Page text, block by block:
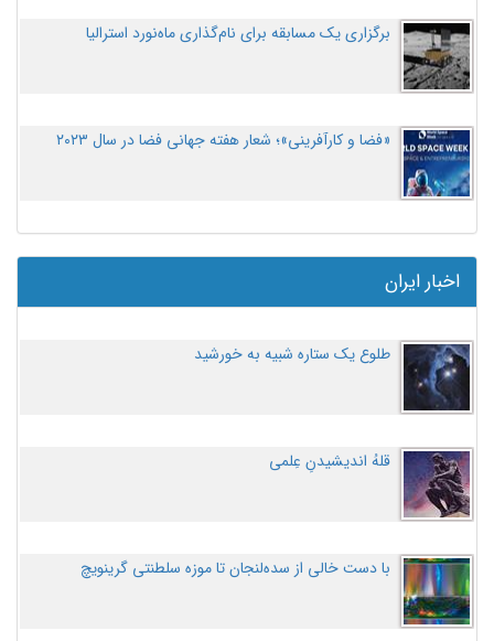
برگزاری یک مسابقه برای نام‌گذاری ماه‌نورد استرالیا
«فضا و کارآفرینی»؛ شعار هفته جهانی فضا در سال ۲۰۲۳
اخبار ایران
طلوع یک ستاره شبیه به خورشید
قلهُ اندیشیدنِ عِلمی
با دست خالی از سده‌لنجان تا موزه سلطنتی گرینویچ